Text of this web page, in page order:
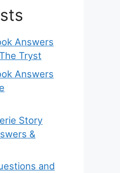
Answers
Tryst
Answers
Story
&
and